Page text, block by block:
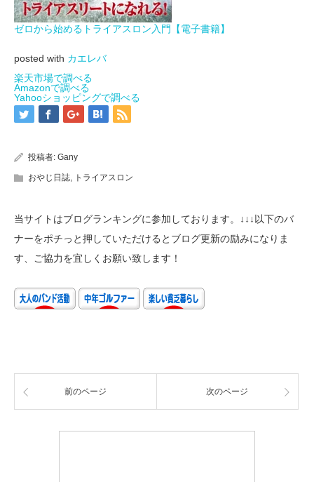
ゼロから始めるトライアスロン入門【電子書籍】
posted with カエレバ
楽天市場で調べる
Amazonで調べる
Yahooショッピングで調べる
投稿者: Gany
おやじ日誌, トライアスロン
当サイトはブログランキングに参加しております。↓↓↓以下のバ
ナーをポチっと押していただけるとブログ更新の励みになりま
す、ご協力を宜しくお願い致します！
前のページ 次のページ